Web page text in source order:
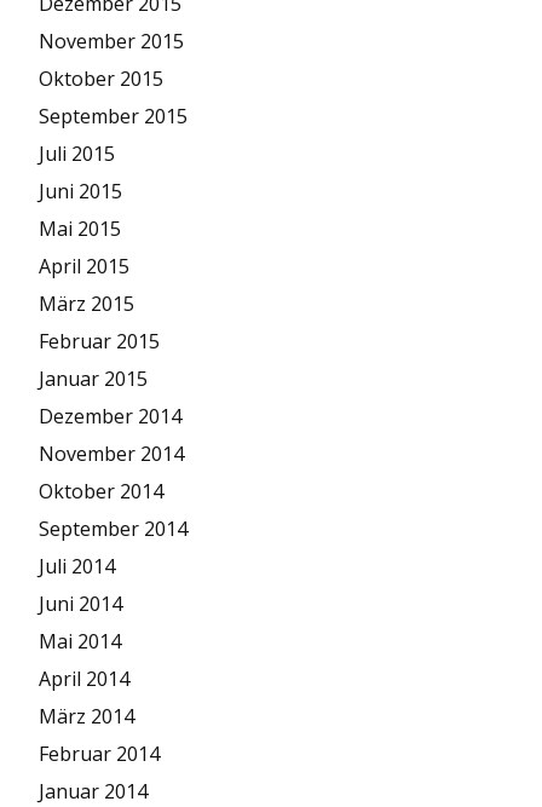
November 2015
Oktober 2015
September 2015
Juli 2015
Juni 2015
Mai 2015
April 2015
März 2015
Februar 2015
Januar 2015
Dezember 2014
November 2014
Oktober 2014
September 2014
Juli 2014
Juni 2014
Mai 2014
April 2014
März 2014
Februar 2014
Januar 2014